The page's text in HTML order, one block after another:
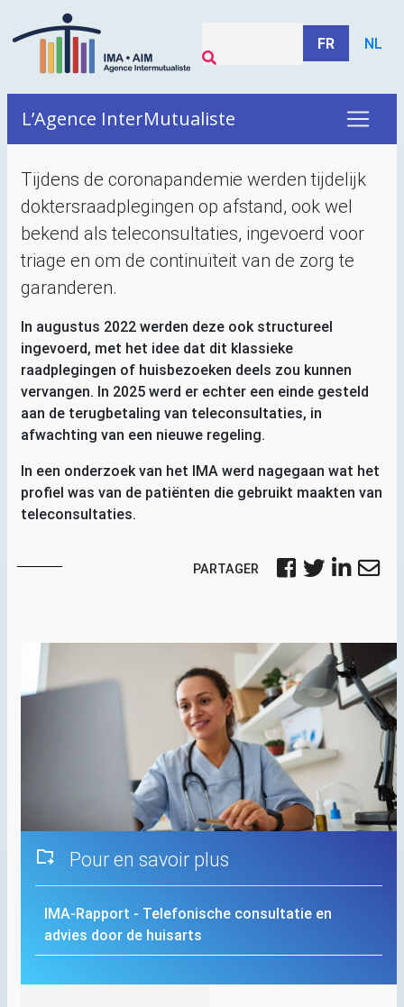
FR NL
L’Agence InterMutualiste
Tijdens de coronapandemie werden tijdelijk
doktersraadplegingen op afstand, ook wel
bekend als teleconsultaties, ingevoerd voor
triage en om de continuïteit van de zorg te
garanderen.
In augustus 2022 werden deze ook structureel
ingevoerd, met het idee dat dit klassieke
raadplegingen of huisbezoeken deels zou kunnen
vervangen. In 2025 werd er echter een einde gesteld
aan de terugbetaling van teleconsultaties, in
afwachting van een nieuwe regeling.
In een onderzoek van het IMA werd nagegaan wat het
profiel was van de patiënten die gebruikt maakten van
teleconsultaties.
PARTAGER
Pour en savoir plus
IMA-Rapport - Telefonische consultatie en
advies door de huisarts